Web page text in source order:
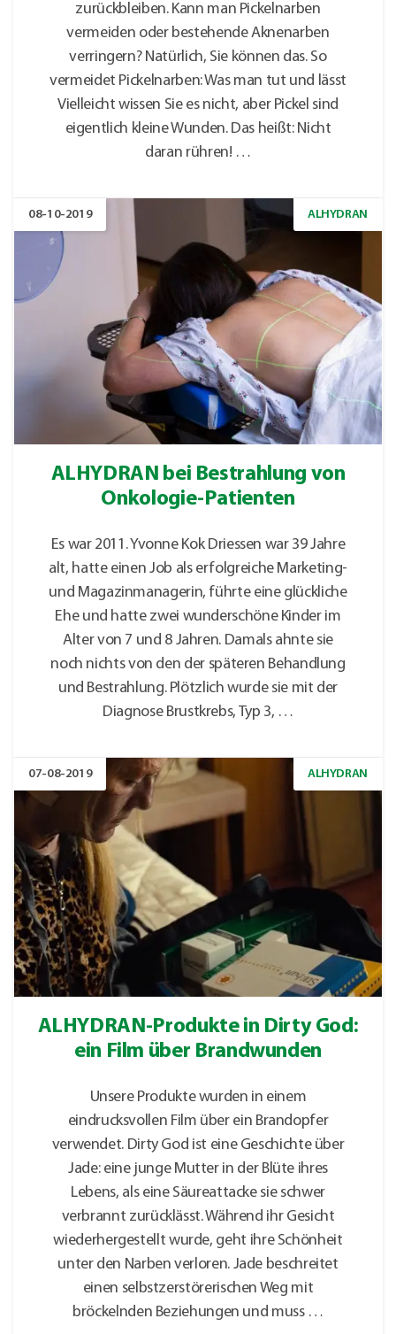
zurückbleiben. Kann man Pickelnarben
vermeiden oder bestehende Aknenarben
verringern? Natürlich, Sie können das. So
vermeidet Pickelnarben: Was man tut und lässt
Vielleicht wissen Sie es nicht, aber Pickel sind
eigentlich kleine Wunden. Das heißt: Nicht
daran rühren! …
08-10-2019 ALHYDRAN
ALHYDRAN bei Bestrahlung von
Onkologie-Patienten
Es war 2011. Yvonne Kok Driessen war 39 Jahre
alt, hatte einen Job als erfolgreiche Marketing-
und Magazinmanagerin, führte eine glückliche
Ehe und hatte zwei wunderschöne Kinder im
Alter von 7 und 8 Jahren. Damals ahnte sie
noch nichts von den der späteren Behandlung
und Bestrahlung. Plötzlich wurde sie mit der
Diagnose Brustkrebs, Typ 3, …
07-08-2019 ALHYDRAN
ALHYDRAN-Produkte in Dirty God:
ein Film über Brandwunden
Unsere Produkte wurden in einem
eindrucksvollen Film über ein Brandopfer
verwendet. Dirty God ist eine Geschichte über
Jade: eine junge Mutter in der Blüte ihres
Lebens, als eine Säureattacke sie schwer
verbrannt zurücklässt. Während ihr Gesicht
wiederhergestellt wurde, geht ihre Schönheit
unter den Narben verloren. Jade beschreitet
einen selbstzerstörerischen Weg mit
bröckelnden Beziehungen und muss …